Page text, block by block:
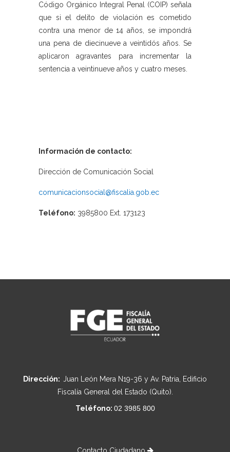
Código Orgánico Integral Penal (COIP) señala
que si el delito de violación es cometido
contra una menor de 14 años, se impondrá
una pena de diecinueve a veintidós años. Se
aplicaron agravantes para incrementar la
sentencia a veintinueve años y cuatro meses.
Información de contacto:
Dirección de Comunicación Social
comunicacionsocial@fiscalia.gob.ec
Teléfono: 3985800 Ext. 173123
Dirección: Juan León Mera N19-36 y Av. Patria, Edificio
Fiscalía General del Estado (Quito).
Teléfono: 02 3985 800
Contacto Ciudadano